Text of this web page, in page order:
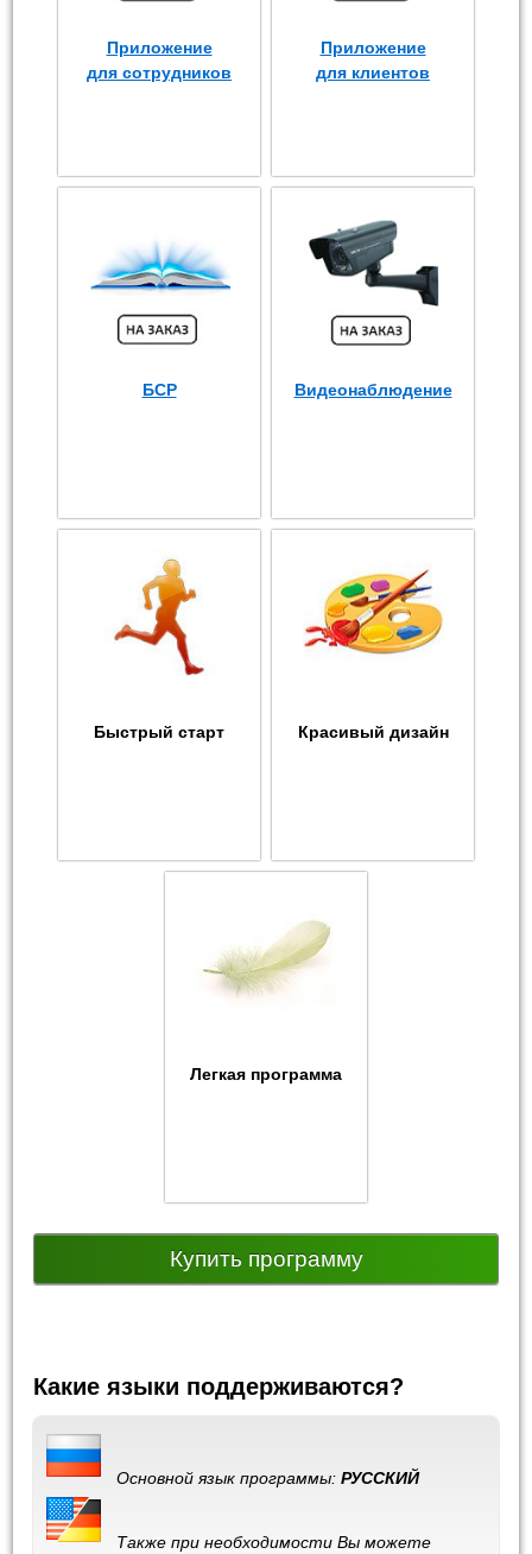
Приложение
для сотрудников
Приложение
для клиентов
БСР Видеонаблюдение
Быстрый старт Красивый дизайн
Легкая программа
Купить программу
Какие языки поддерживаются?
Основной язык программы:РУССКИЙ
Также при необходимости Вы можете